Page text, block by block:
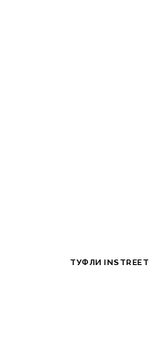
ТУФЛИ INSTREET